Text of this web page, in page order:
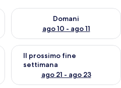
sera, ago 9 - ago 10
Domani
ago 10 - ago 11
Verifica la disponibilità per
fine settimana, ago 14 -
Il prossimo fine
settimana
ago 21 - ago 23
Verifica la disponibilità per il